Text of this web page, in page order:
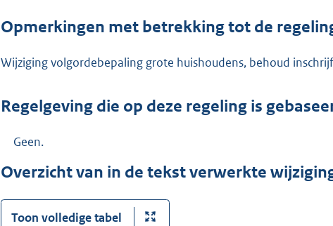
Opmerkingen met betrekking tot de
Wijziging volgordebepaling grote huishoudens, behoud
Regelgeving die op deze regeling is
Geen.
Overzicht van in de tekst verwerkte
Toon volledige tabel